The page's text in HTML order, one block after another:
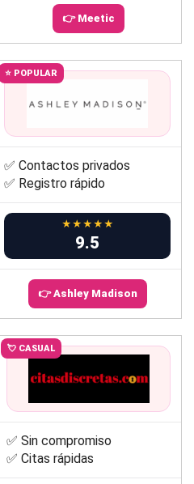
👉 Meetic
⭐ POPULAR
✅ Contactos privados
✅ Registro rápido
★★★★★
9.5
👉 Ashley Madison
💘 CASUAL
✅ Sin compromiso
✅ Citas rápidas